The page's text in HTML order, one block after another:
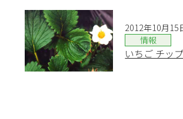
2012年10月15
情報
いちご チッ